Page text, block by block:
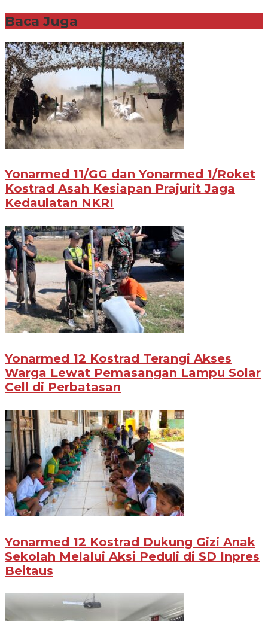
Baca Juga
Yonarmed 11/GG dan Yonarmed 1/Roket
Kostrad Asah Kesiapan Prajurit Jaga
Kedaulatan NKRI
Yonarmed 12 Kostrad Terangi Akses
Warga Lewat Pemasangan Lampu Solar
Cell di Perbatasan
Yonarmed 12 Kostrad Dukung Gizi Anak
Sekolah Melalui Aksi Peduli di SD Inpres
Beitaus